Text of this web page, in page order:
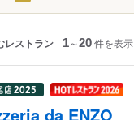
レストラン 1～20件を表示
da ENZO